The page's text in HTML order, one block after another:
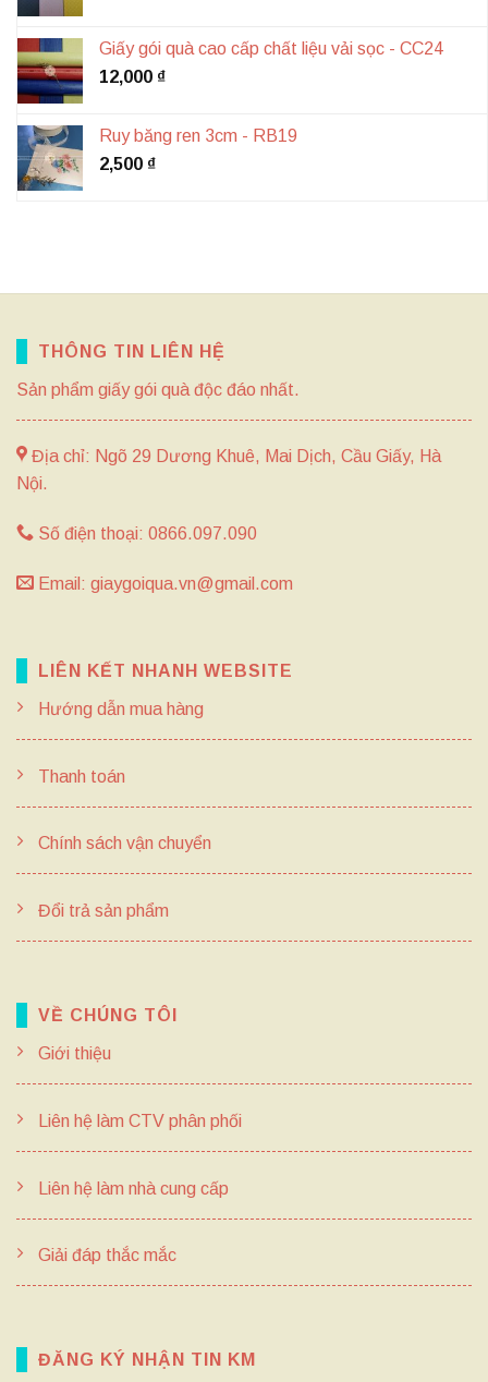
Giấy gói quà cao cấp chất liệu vải sọc - CC24
12,000 ₫
Ruy băng ren 3cm - RB19
2,500 ₫
THÔNG TIN LIÊN HỆ
Sản phẩm giấy gói quà độc đáo nhất.
Địa chỉ: Ngõ 29 Dương Khuê, Mai Dịch, Cầu Giấy, Hà
Nội.
Số điện thoại: 0866.097.090
Email: giaygoiqua.vn@gmail.com
LIÊN KẾT NHANH WEBSITE
Hướng dẫn mua hàng
Thanh toán
Chính sách vận chuyển
Đổi trả sản phẩm
VỀ CHÚNG TÔI
Giới thiệu
Liên hệ làm CTV phân phối
Liên hệ làm nhà cung cấp
Giải đáp thắc mắc
ĐĂNG KÝ NHẬN TIN KM